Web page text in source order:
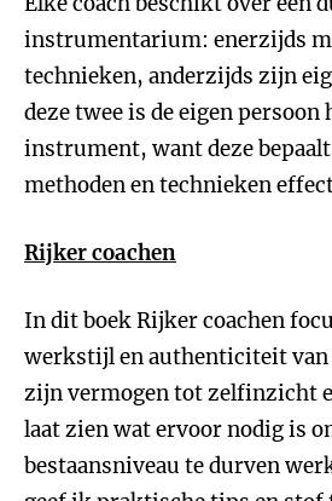
instrumentarium: enerzijds
technieken, anderzijds zijn
deze twee is de eigen
instrument, want deze
methoden en technieken
Rijker coachen
In dit boek Rijker coachen
werkstijl en authenticiteit van
zijn vermogen tot zelfinzicht
laat zien wat ervoor nodig is
bestaansniveau te durven